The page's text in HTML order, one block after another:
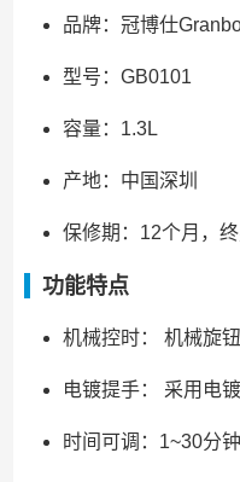
品牌：冠博仕
型号：GB0101
容量：1.3L
产地：中国深圳
保修期：12个月，
功能特点
机械控时： 机械旋
电镀提手： 采用电
时间可调：1~30分